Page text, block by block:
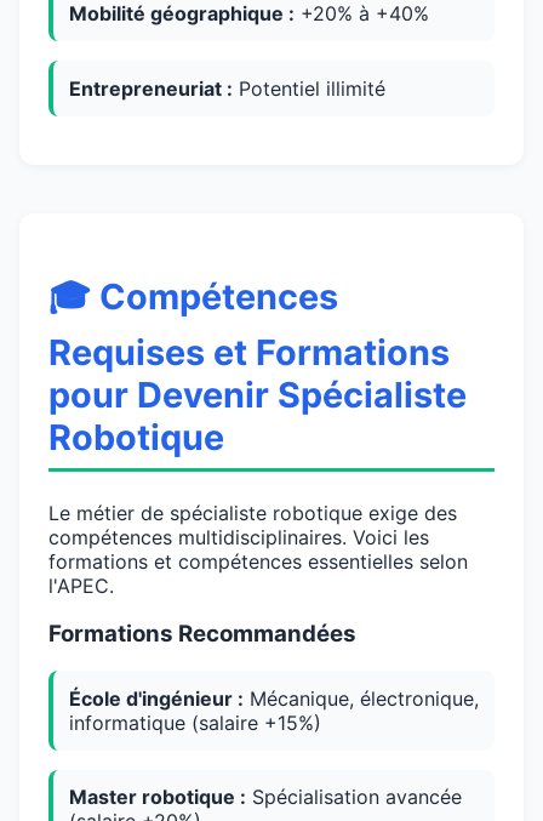
Mobilité géographique : +20% à +40%
Entrepreneuriat : Potentiel illimité
🎓 Compétences
Requises et Formations
pour Devenir Spécialiste
Robotique
Le métier de spécialiste robotique exige des
compétences multidisciplinaires. Voici les
formations et compétences essentielles selon
l'APEC.
Formations Recommandées
École d'ingénieur : Mécanique, électronique,
informatique (salaire +15%)
Master robotique : Spécialisation avancée